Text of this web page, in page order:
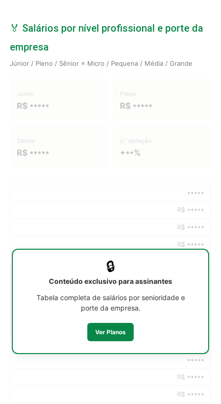
🏅 Salários por nível profissional e porte da
empresa
Júnior / Pleno / Sênior × Micro / Pequena / Média / Grande
Júnior
R$ •••••
Pleno
R$ •••••
Sênior
R$ •••••
📈 Variação
+••%
•••••
R$ •••••
R$ •••••
R$ •••••
•••••
R$ •••••
R$ •••••
🔒
Conteúdo exclusivo para assinantes
Tabela completa de salários por senioridade e
porte da empresa.
Ver Planos